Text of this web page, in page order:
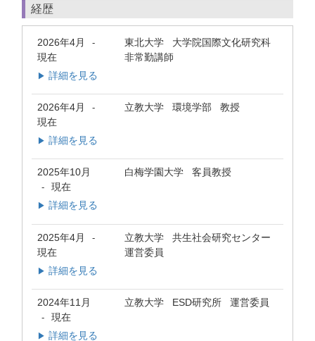
経歴
2026年4月 -
現在
東北大学 大学院国際文化研究科
非常勤講師
▶ 詳細を見る
2026年4月 -
現在
立教大学 環境学部 教授
▶ 詳細を見る
2025年10月
- 現在
白梅学園大学 客員教授
▶ 詳細を見る
2025年4月 -
現在
立教大学 共生社会研究センター
運営委員
▶ 詳細を見る
2024年11月
- 現在
立教大学 ESD研究所 運営委員
▶ 詳細を見る